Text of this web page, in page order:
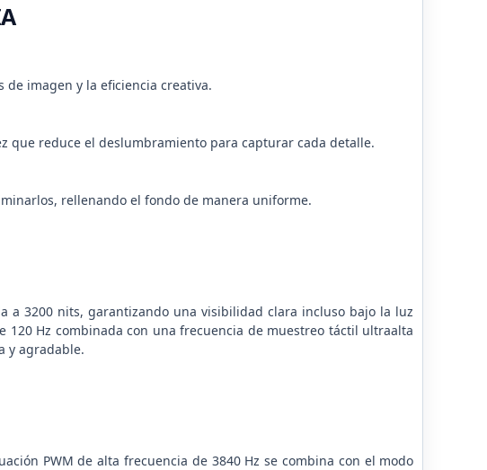
imagen y la eficiencia creativa.
que reduce el deslumbramiento para capturar cada detalle.
rellenando el fondo de manera uniforme.
a 3200 nits, garantizando una visibilidad clara incluso bajo la luz
120 Hz combinada con una frecuencia de muestreo táctil ultraalta
y agradable.
PWM de alta frecuencia de 3840 Hz se combina con el modo